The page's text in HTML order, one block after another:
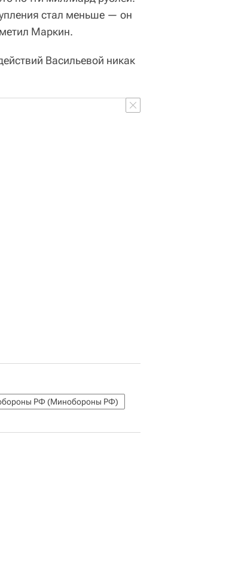
стал меньше — он
Маркин.
Васильевой никак
РФ (Минобороны РФ)